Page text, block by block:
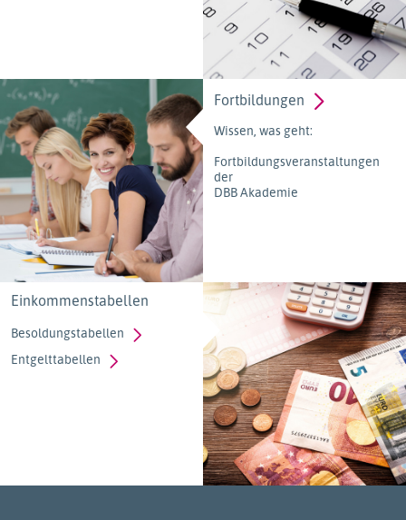
Fortbildungen
Wissen, was geht:
Fortbildungsveranstaltungen
der
DBB Akademie
Einkommenstabellen
Besoldungstabellen
Entgelttabellen